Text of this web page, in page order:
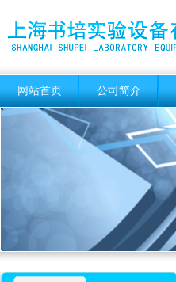
网站首页 公司简介